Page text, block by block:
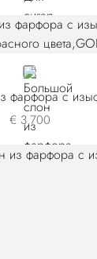
GOLD
€ 3.700